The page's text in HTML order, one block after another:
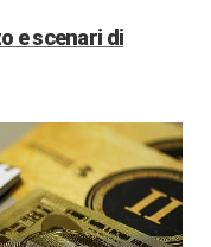
e scenari di